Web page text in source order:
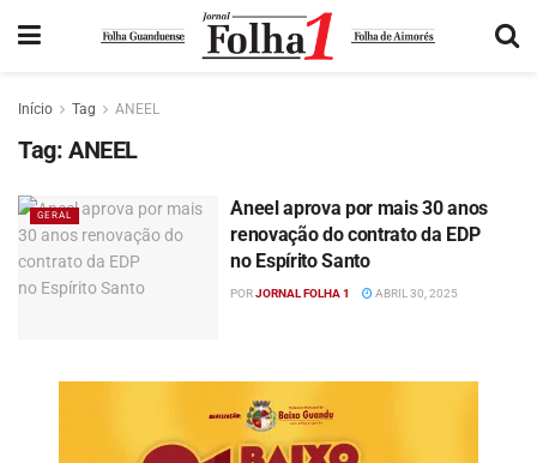
Início Tag ANEEL
Tag: ANEEL
GERAL
Aneel aprova por mais 30 anos
renovação do contrato da EDP
no Espírito Santo
PORJORNAL FOLHA 1 ABRIL 30, 2025